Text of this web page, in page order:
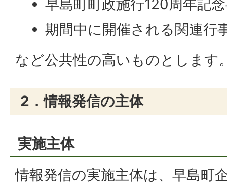
早島町町政施行120周年記
期間中に開催される関連行
など公共性の高いものとします
2．情報発信の主体
実施主体
情報発信の実施主体は、早島町